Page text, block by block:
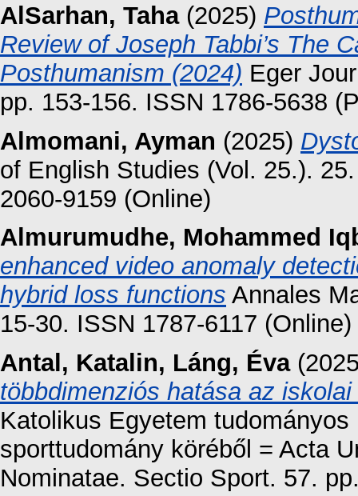
AlSarhan, Taha(2025)
Review of Joseph Tabbi’s The
Posthumanism (2024) Eger
pp. 153-156. ISSN 1786-5638
Almomani, Ayman (2025)
of English Studies (Vol. 25.).
2060-9159 (Online)
Almurumudhe, Mohammed
enhanced video anomaly
hybrid loss functions Annales
15-30. ISSN 1787-6117 (Online)
Antal, Katalin, Láng, Éva
többdimenziós hatása az
Katolikus Egyetem
sporttudomány köréből = Acta
Nominatae. Sectio Sport. 57.